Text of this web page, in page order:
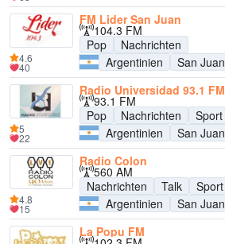
FM Lider San Juan
104.3 FM
Pop
Nachrichten
Argentinien
San Juan
4.6
40
Radio Universidad 93.1 FM
93.1 FM
Pop
Nachrichten
Sport
Argentinien
San Juan
5
22
Radio Colon
560 AM
Nachrichten
Talk
Sport
Argentinien
San Juan
4.8
15
La Popu FM